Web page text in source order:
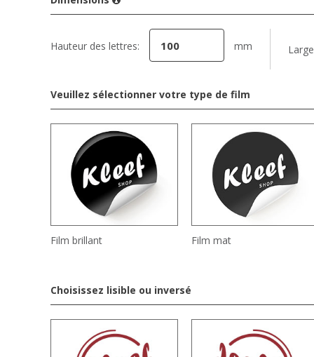
Hauteur des lettres: mm
Veuillez sélectionner votre type de film
Film brillant Film mat
Choisissez lisible ou inversé